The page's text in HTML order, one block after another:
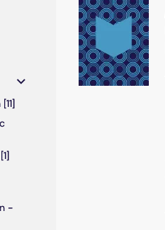
[11]
[1]
- Harm reduction
-